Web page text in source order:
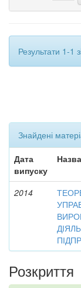
Результати 1-1
Знайдені
Дата
випуску
Назва
2014
Розкриття